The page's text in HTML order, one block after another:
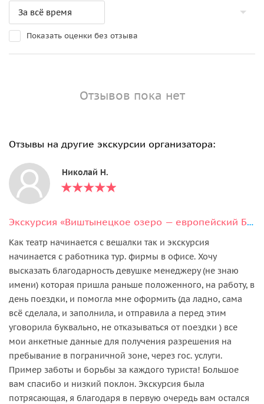
Показать оценки без отзыва
Отзывов пока нет
Отзывы на другие экскурсии организатора:
Николай Н.
Экскурсия «Виштынецкое озеро — европейский Байкал» (из Светлогорска)
Как театр начинается с вешалки так и экскурсия
начинается с работника тур. фирмы в офисе. Хочу
высказать благодарность девушке менеджеру (не знаю
имени) которая пришла раньше положенного, на работу, в
день поездки, и помогла мне оформить (да ладно, сама
всё сделала, и заполнила, и отправила а перед этим
уговорила буквально, не отказываться от поездки ) все
мои анкетные данные для получения разрешения на
пребывание в пограничной зоне, через гос. услуги.
Пример заботы и борьбы за каждого туриста! Большое
вам спасибо и низкий поклон. Экскурсия была
потрясающая, я благодаря в первую очередь вам остался